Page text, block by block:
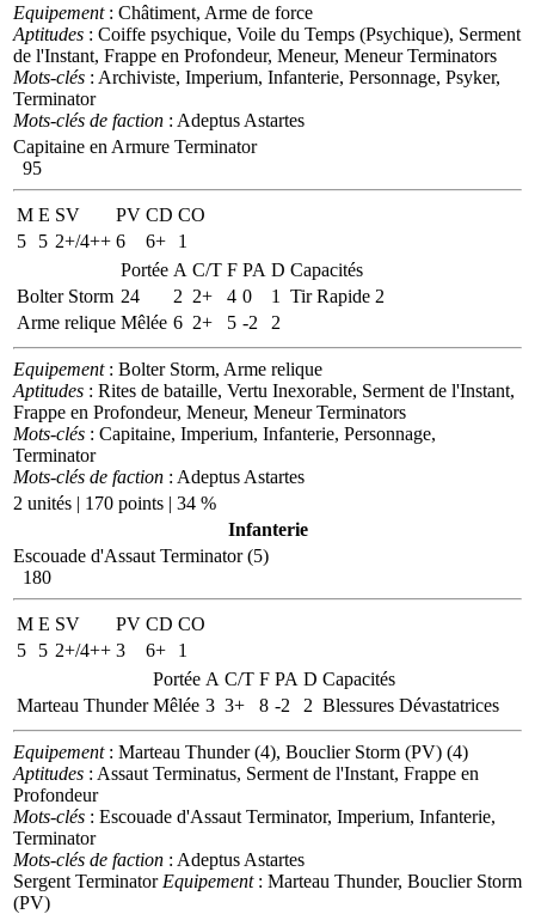
Equipement: Châtiment, Arme de force
Aptitudes : Coiffe psychique, Voile du Temps (Psychique), Serment
de l'Instant, Frappe en Profondeur, Meneur, Meneur Terminators
Mots-clés : Archiviste, Imperium, Infanterie, Personnage, Psyker,
Terminator
Mots-clés de faction : Adeptus Astartes
Capitaine en Armure Terminator
95
M E SV PV CD CO
5
5 2+/4++ 6 6+
1
Portée A C/T F PA D Capacités
Bolter Storm 24 2 2+ 4 0 1
Tir Rapide 2
Arme relique Mêlée 6 2+ 5 -2 2
Equipement: Bolter Storm, Arme relique
Aptitudes : Rites de bataille, Vertu Inexorable, Serment de l'Instant,
Frappe en Profondeur, Meneur, Meneur Terminators
Mots-clés : Capitaine, Imperium, Infanterie, Personnage,
Terminator
Mots-clés de faction : Adeptus Astartes
2 unités | 170 points | 34 %
Infanterie
Escouade d'Assaut Terminator (5)
180
M E SV PV CD CO
5
5 2+/4++ 3 6+
1
Portée A C/T F PA D Capacités
Marteau Thunder Mêlée 3 3+ 8 -2 2 Blessures Dévastatrices
Equipement: Marteau Thunder (4), Bouclier Storm (PV) (4)
Aptitudes : Assaut Terminatus, Serment de l'Instant, Frappe en
Profondeur
Mots-clés : Escouade d'Assaut Terminator, Imperium, Infanterie,
Terminator
Mots-clés de faction : Adeptus Astartes
Sergent Terminator Equipement: Marteau Thunder, Bouclier Storm
(PV)